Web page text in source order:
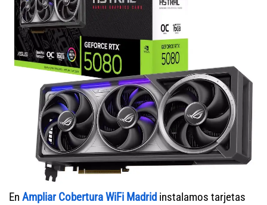
En Ampliar Cobertura WiFi Madrid instalamos tarjetas